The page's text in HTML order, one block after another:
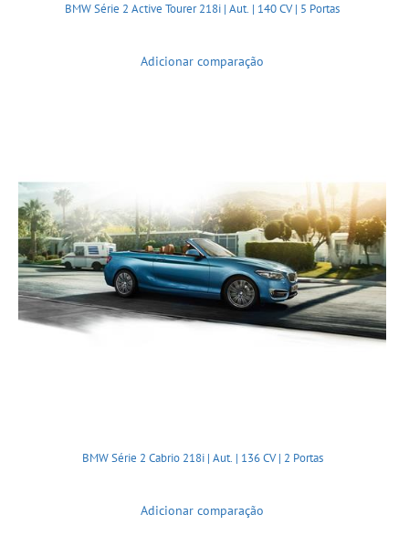
BMW Série 2 Active Tourer 218i | Aut. | 140 CV | 5 Portas
Adicionar comparação
BMW Série 2 Cabrio 218i | Aut. | 136 CV | 2 Portas
Adicionar comparação